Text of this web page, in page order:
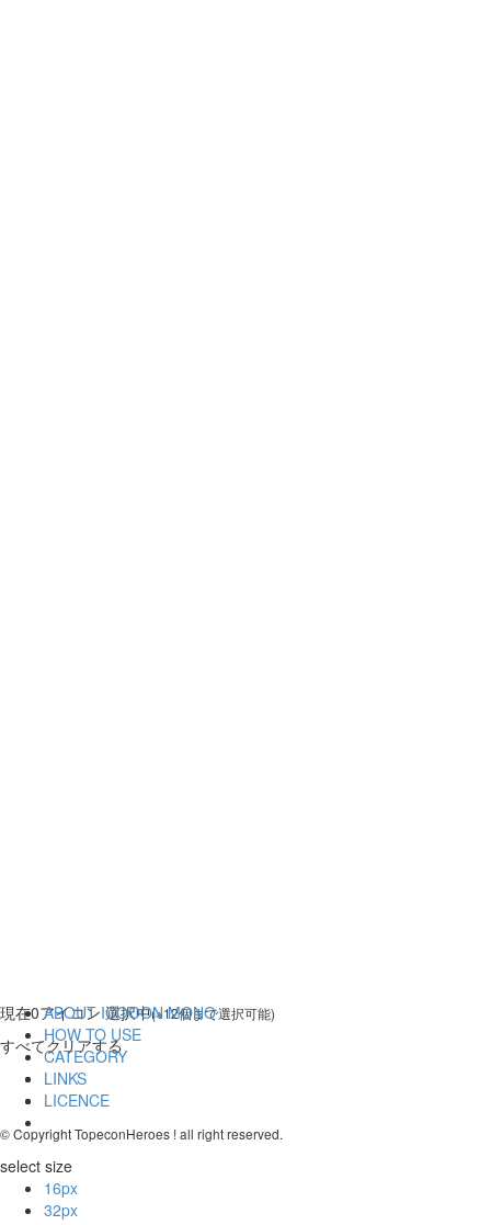
現在0アイコン 選択中(※12個まで選択可能)
すべてクリアする
select size
16px
32px
ABOUT ICOOON MONO
HOW TO USE
CATEGORY
LINKS
LICENCE
© Copyright TopeconHeroes ! all right reserved.